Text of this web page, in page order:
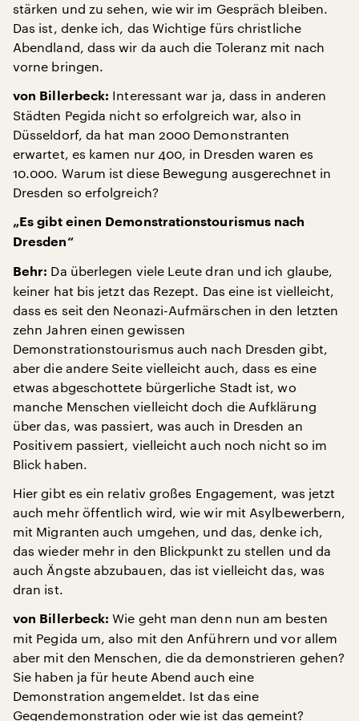
stärken und zu sehen, wie wir im Gespräch bleiben.
Das ist, denke ich, das Wichtige fürs christliche
Abendland, dass wir da auch die Toleranz mit nach
vorne bringen.
von Billerbeck: Interessant war ja, dass in anderen
Städten Pegida nicht so erfolgreich war, also in
Düsseldorf, da hat man 2000 Demonstranten
erwartet, es kamen nur 400, in Dresden waren es
10.000. Warum ist diese Bewegung ausgerechnet in
Dresden so erfolgreich?
„Es gibt einen Demonstrationstourismus nach
Dresden“
Behr: Da überlegen viele Leute dran und ich glaube,
keiner hat bis jetzt das Rezept. Das eine ist vielleicht,
dass es seit den Neonazi-Aufmärschen in den letzten
zehn Jahren einen gewissen
Demonstrationstourismus auch nach Dresden gibt,
aber die andere Seite vielleicht auch, dass es eine
etwas abgeschottete bürgerliche Stadt ist, wo
manche Menschen vielleicht doch die Aufklärung
über das, was passiert, was auch in Dresden an
Positivem passiert, vielleicht auch noch nicht so im
Blick haben.
Hier gibt es ein relativ großes Engagement, was jetzt
auch mehr öffentlich wird, wie wir mit Asylbewerbern,
mit Migranten auch umgehen, und das, denke ich,
das wieder mehr in den Blickpunkt zu stellen und da
auch Ängste abzubauen, das ist vielleicht das, was
dran ist.
von Billerbeck: Wie geht man denn nun am besten
mit Pegida um, also mit den Anführern und vor allem
aber mit den Menschen, die da demonstrieren gehen?
Sie haben ja für heute Abend auch eine
Demonstration angemeldet. Ist das eine
Gegendemonstration oder wie ist das gemeint?